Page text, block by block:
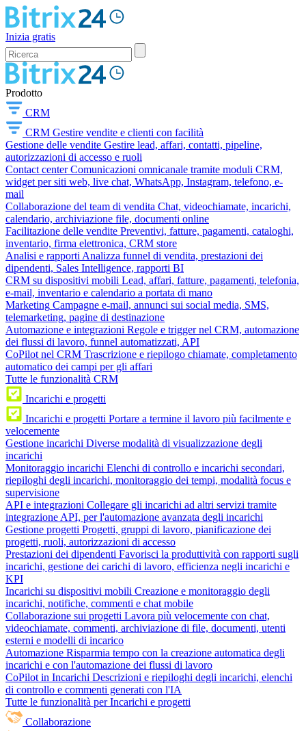
Inizia gratis
Prodotto
CRM
CRM Gestire vendite e clienti con facilità
Gestione delle vendite Gestire lead, affari, contatti, pipeline,
autorizzazioni di accesso e ruoli
Contact center Comunicazioni omnicanale tramite moduli CRM,
widget per siti web, live chat, WhatsApp, Instagram, telefono, e-
mail
Collaborazione del team di vendita Chat, videochiamate, incarichi,
calendario, archiviazione file, documenti online
Facilitazione delle vendite Preventivi, fatture, pagamenti, cataloghi,
inventario, firma elettronica, CRM store
Analisi e rapporti Analizza funnel di vendita, prestazioni dei
dipendenti, Sales Intelligence, rapporti BI
CRM su dispositivi mobili Lead, affari, fatture, pagamenti, telefonia,
e-mail, inventario e calendario a portata di mano
Marketing Campagne e-mail, annunci sui social media, SMS,
telemarketing, pagine di destinazione
Automazione e integrazioni Regole e trigger nel CRM, automazione
dei flussi di lavoro, funnel automatizzati, API
CoPilot nel CRM Trascrizione e riepilogo chiamate, completamento
automatico dei campi per gli affari
Tutte le funzionalità CRM
Incarichi e progetti
Incarichi e progetti Portare a termine il lavoro più facilmente e
velocemente
Gestione incarichi Diverse modalità di visualizzazione degli
incarichi
Monitoraggio incarichi Elenchi di controllo e incarichi secondari,
riepiloghi degli incarichi, monitoraggio dei tempi, modalità focus e
supervisione
API e integrazioni Collegare gli incarichi ad altri servizi tramite
integrazione API, per l'automazione avanzata degli incarichi
Gestione progetti Progetti, gruppi di lavoro, pianificazione dei
progetti, ruoli, autorizzazioni di accesso
Prestazioni dei dipendenti Favorisci la produttività con rapporti sugli
incarichi, gestione dei carichi di lavoro, efficienza negli incarichi e
KPI
Incarichi su dispositivi mobili Creazione e monitoraggio degli
incarichi, notifiche, commenti e chat mobile
Collaborazione sui progetti Lavora più velocemente con chat,
videochiamate, commenti, archiviazione di file, documenti, utenti
esterni e modelli di incarico
Automazione Risparmia tempo con la creazione automatica degli
incarichi e con l'automazione dei flussi di lavoro
CoPilot in Incarichi Descrizioni e riepiloghi degli incarichi, elenchi
di controllo e commenti generati con l'IA
Tutte le funzionalità per Incarichi e progetti
Collaborazione